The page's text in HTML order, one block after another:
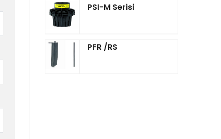
PSI-M Serisi
PFR /RS